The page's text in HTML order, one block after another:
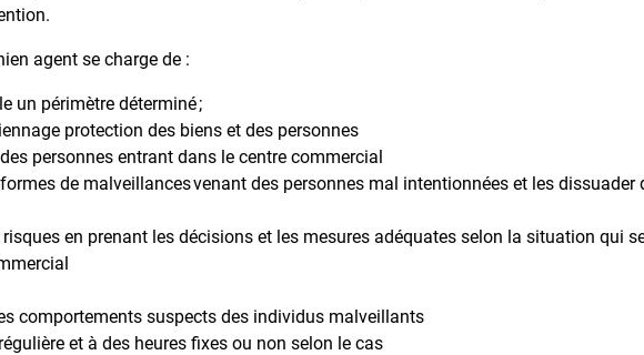
agent se charge de :
un périmètre déterminé ;
protection des biens et des personnes
personnes entrant dans le centre commercial
de malveillances venant des personnes mal intentionnées et les dissuader
risques en prenant les décisions et les mesures adéquates selon la situation qui
comportements suspects des individus malveillants
et à des heures fixes ou non selon le cas